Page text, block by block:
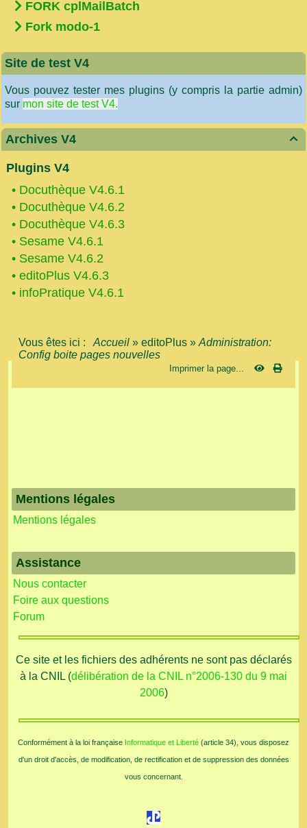
FORK cplMailBatch
Fork modo-1
Site de test V4
Vous pouvez tester mes plugins (y compris la partie admin)
sur mon site de test V4.

Archives V4
Plugins V4
• Docuthèque V4.6.1
• Docuthèque V4.6.2
• Docuthèque V4.6.3
• Sesame V4.6.1
• Sesame V4.6.2
• editoPlus V4.6.3
• infoPratique V4.6.1
Vous êtes ici : Accueil » editoPlus » Administration:
Config boite pages nouvelles
Imprimer la page...
Mentions légales
Mentions légales
Assistance
Nous contacter
Foire aux questions
Forum
Ce site et les fichiers des adhérents ne sont pas déclarés
à la CNIL (délibération de la CNIL n°2006-130 du 9 mai
2006)
Conformément à la loi française Informatique et Liberté (article 34), vous disposez
d'un droit d'accès, de modification, de rectification et de suppression des données
vous concernant.